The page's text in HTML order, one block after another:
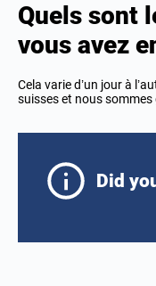
Quels sont
vous avez
Cela varie d’un jour à
suisses et nous
Did